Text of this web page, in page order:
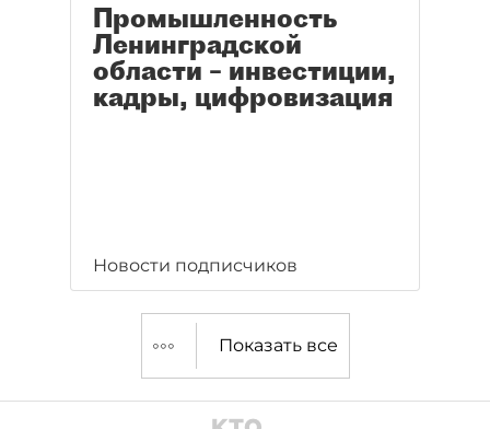
Промышленность
Ленинградской
области – инвестиции,
кадры, цифровизация
Новости подписчиков
Показать все